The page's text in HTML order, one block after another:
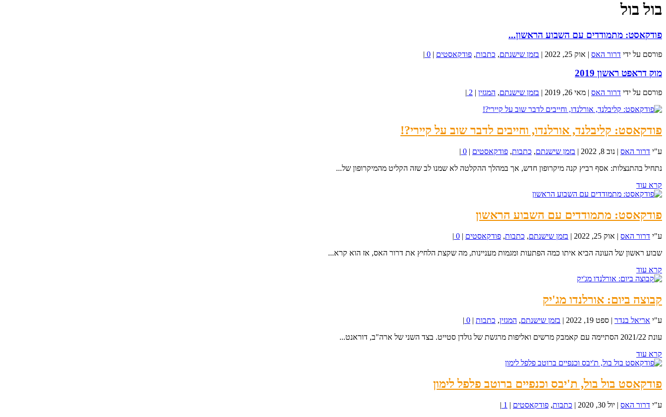
בול בול
פודקאסט: מתמודדים עם השבוע הראשון...
פורסם על ידי דרור האס | אוק 25, 2022 | בזמן שישנתם, כתבות, פודקאסטים |
0
|
מוק דראפט ראשון 2019
פורסם על ידי דרור האס | מאי 26, 2019 | בזמן שישנתם, המגזין |
2
|
פודקאסט: קליבלנד, אורלנדו, וחייבים לדבר שוב על קיירי?!
ע"י דרור האס | נוב 8, 2022 | בזמן שישנתם, כתבות, פודקאסטים |
0
|
נתחיל בהתנצלות: אסף רביץ קנה מיקרופון חדש, אך במהלך ההקלטה לא שמנו לב שזה הקליט מהמיקרופון של...
קרא עוד
פודקאסט: מתמודדים עם השבוע הראשון
ע"י דרור האס | אוק 25, 2022 | בזמן שישנתם, כתבות, פודקאסטים |
0
|
שבוע ראשון של העונה הביא איתו כמה הפתעות ומגמות מעניינות, מה שקצת הלחיץ את דרור האס, אז הוא קרא...
קרא עוד
קבוצה ביום: אורלנדו מג'יק
ע"י אריאל בנדר ספט 19, 2022 בזמן שישנתם, המגזין, כתבות 0
עונת 2021/22 הסתיימה עם קאמבק מרשים ואליפות מרגשת של גולדן סטייט. בצד השני של ארה"ב, דוראנט...
קרא עוד
פודקאסט בול בול, ת'יבס וכנפיים ברוטב פלפל לימון
ע"י דרור האס | יול 30, 2020 | כתבות, פודקאסטים |
1
|